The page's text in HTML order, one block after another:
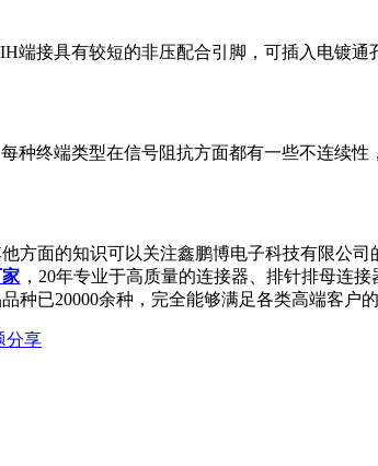
接具有较短的非压配合引脚，可插入电镀通
种终端类型在信号阻抗方面都有一些不连续
方面的知识可以关注鑫鹏博电子科技有限公
，20年专业于高质量的连接器、排针排母连
已20000余种，完全能够满足各类高端客户的
分享